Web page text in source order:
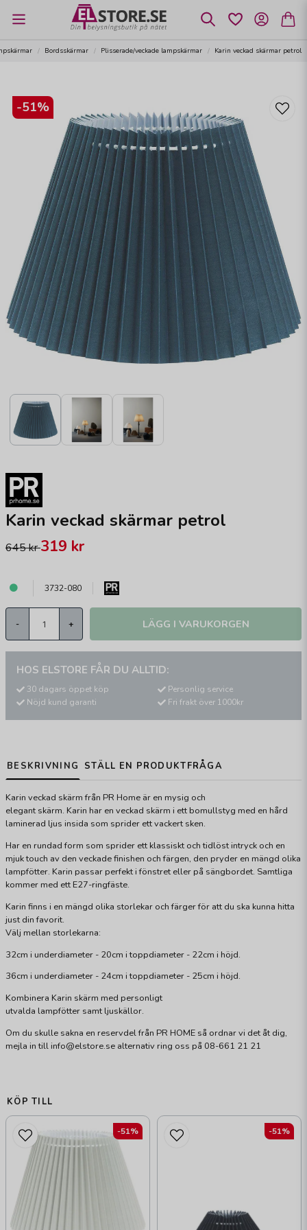
Bordsskärmar Plisserade/veckade lampskärmar Karin veckad skärmar petrol
-51%
Karin veckad skärmar petrol
645 kr319 kr
3732-080
- + LÄGG I VARUKORGEN
HOS ELSTORE FÅR DU ALLTID:
30 dagars öppet köp
Nöjd kund garanti
Personlig service
Fri frakt över 1000kr
BESKRIVNING STÄLL EN PRODUKTFRÅGA
Karin veckad skärm från PR Home är en mysig och
elegant skärm. Karin har en veckad skärm i ett bomullstyg med en hård
laminerad ljus insida som sprider ett vackert sken.
Har en rundad form som sprider ett klassiskt och tidlöst intryck och en
mjuk touch av den veckade finishen och färgen, den pryder en mängd olika
lampfötter. Karin passar perfekt i fönstret eller på sängbordet. Samtliga
kommer med ett E27-ringfäste.
Karin finns i en mängd olika storlekar och färger för att du ska kunna hitta
just din favorit.
Välj mellan storlekarna:
32cm i underdiameter - 20cm i toppdiameter - 22cm i höjd.
36cm i underdiameter - 24cm i toppdiameter - 25cm i höjd.
Kombinera Karin skärm med personligt
utvalda lampfötter samt ljuskällor.
Om du skulle sakna en reservdel från PR HOME så ordnar vi det åt dig,
mejla in till info@elstore.se alternativ ring oss på 08-661 21 21
KÖP TILL
-51% -51%